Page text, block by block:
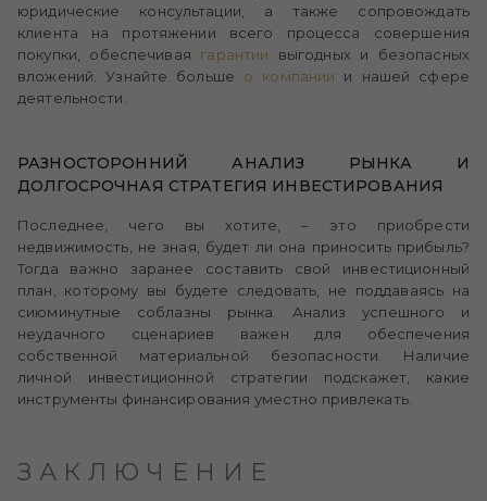
юридические консультации, а также сопровождать
клиента на протяжении всего процесса совершения
покупки, обеспечивая гарантии выгодных и безопасных
вложений. Узнайте больше о компании и нашей сфере
деятельности.
РАЗНОСТОРОННИЙ АНАЛИЗ РЫНКА И
ДОЛГОСРОЧНАЯ СТРАТЕГИЯ ИНВЕСТИРОВАНИЯ
Последнее, чего вы хотите, – это приобрести
недвижимость, не зная, будет ли она приносить прибыль?
Тогда важно заранее составить свой инвестиционный
план, которому вы будете следовать, не поддаваясь на
сиюминутные соблазны рынка. Анализ успешного и
неудачного сценариев важен для обеспечения
собственной материальной безопасности. Наличие
личной инвестиционной стратегии подскажет, какие
инструменты финансирования уместно привлекать.
ЗАКЛЮЧЕНИЕ